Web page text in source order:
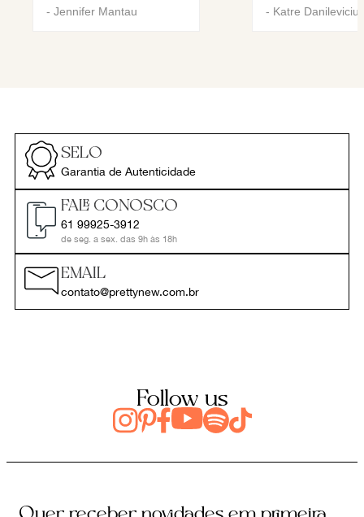
- Jennifer Mantau - Katre Danilevicius
SELO
Garantia de Autenticidade
FALE CONOSCO
61 99925-3912
de seg. a sex. das 9h às 18h
EMAIL
contato@prettynew.com.br
Follow us